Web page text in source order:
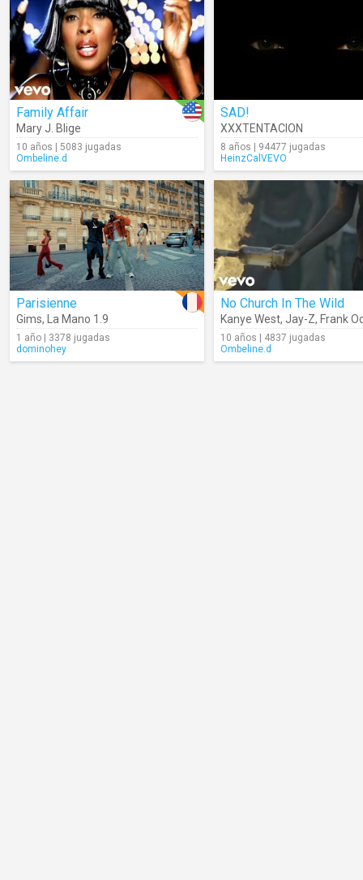
Family Affair
Mary J. Blige
10 años | 5083 jugadas
Ombeline.d
SAD!
XXXTENTACION
8 años | 94477 jugadas
HeinzCalVEVO
Parisienne
Gims, La Mano 1.9
1 año | 3378 jugadas
dominohey
No Church In The Wild
Kanye West, Jay-Z, Frank
10 años | 4837 jugadas
Ombeline.d